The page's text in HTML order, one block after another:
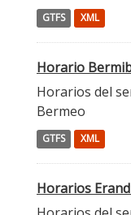
GTFS XML
Horario
Horarios del
Bermeo
GTFS XML
Horarios